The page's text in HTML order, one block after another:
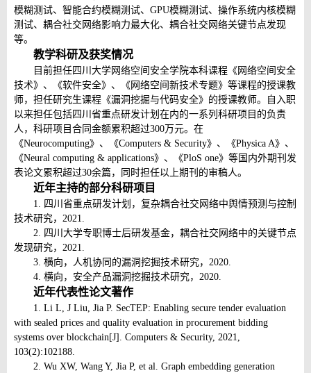
模糊测试、智能合约模糊测试、 GPU模糊测试、操作系统内核模糊
测试、耦合社交网络影响力最大化、耦合社交网络关键节点发现
等。
教学科研及获奖情况
目前担任四川大学网络空间安全学院本科课程《网络空间安全
技术》、《软件安全》、《网络空间新技术专题》等课程的授课教
师，担任研究生课程《漏洞挖掘与代码安全》的授课教师。自入职
以来担任包括四川省重点研发计划在内的一系列科研项目的负责
人，科研项目合同金额累积超过300万元。在
《Neurocomputing》、《Computers & Security》、《Physica A》、
《Neural computing & applications》、《PloS one》等国内外期刊发
表论文累积超过30余篇，同时担任以上期刊的审稿人。
近年主持的部分科研项目
1. 四川省重点研发计划，复杂耦合社交网络中舆情预测与控制
技术研究， 2021.
2. 四川大学专职博士后研发基金，耦合社交网络中的关键节点
发现研究， 2021.
3. 横向，人机协同的漏洞挖掘技术研究， 2020.
4. 横向，安全产品漏洞挖掘技术研究， 2020.
近年代表性论文著作
1. Li L, J Liu, Jia P. SecTEP: Enabling secure tender evaluation
with sealed prices and quality evaluation in procurement bidding
systems over blockchain[J]. Computers & Security, 2021,
103(2):102188.
2. Wu XW, Wang Y, Jia P, et al. Graph embedding generation